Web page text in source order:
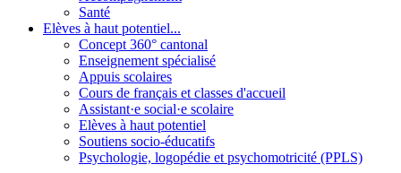
Santé
Elèves à haut potentiel...
Concept 360° cantonal
Enseignement spécialisé
Appuis scolaires
Cours de français et classes d'accueil
Assistant·e social·e scolaire
Elèves à haut potentiel
Soutiens socio-éducatifs
Psychologie, logopédie et psychomotricité (PPLS)